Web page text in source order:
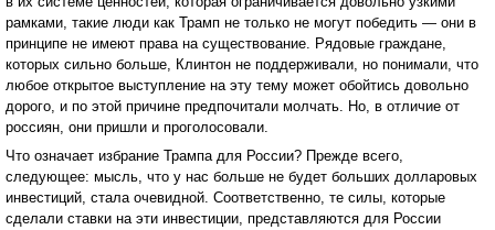
рамками, такие люди как Трамп не только не могут победить — они в
принципе не имеют права на существование. Рядовые граждане,
которых сильно больше, Клинтон не поддерживали, но понимали, что
любое открытое выступление на эту тему может обойтись довольно
дорого, и по этой причине предпочитали молчать. Но, в отличие от
россиян, они пришли и проголосовали.
Что означает избрание Трампа для России? Прежде всего,
следующее: мысль, что у нас больше не будет больших долларовых
инвестиций, стала очевидной. Соответственно, те силы, которые
сделали ставки на эти инвестиции, представляются для России